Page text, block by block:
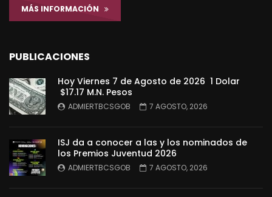
MÁS INFORMACIÓN
PUBLICACIONES
Hoy Viernes 7 de Agosto de 2026 1 Dolar
$17.17 M.N. Pesos
ADMIERTBCSGOB 7 AGOSTO, 2026
ISJ da a conocer a las y los nominados de
los Premios Juventud 2026
ADMIERTBCSGOB 7 AGOSTO, 2026